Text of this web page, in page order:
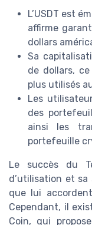
L’USDT est
affirme
dollars
Sa
de dollars,
plus utilisés
Les
des
ainsi les
portefeuille
Le succès du
d’utilisation et
que lui
Cependant, il
Coin, qui